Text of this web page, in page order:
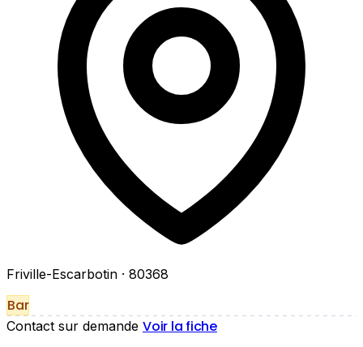
Friville-Escarbotin · 80368
Bar
Contact sur demande Voir la fiche